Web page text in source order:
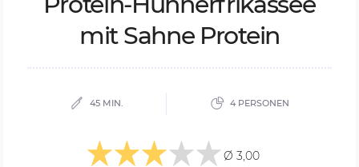
mit Sah­ne Pro­te­in
45 MIN. 4 PERSONEN
Ø 3,00